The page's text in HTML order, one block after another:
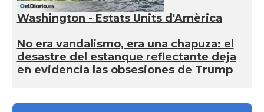
Washington - Estats Units d'Amèrica
No era vandalismo, era una chapuza: el
desastre del estanque reflectante deja
en evidencia las obsesiones de Trump